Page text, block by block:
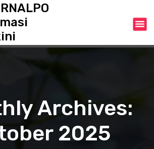
Archives:
2025